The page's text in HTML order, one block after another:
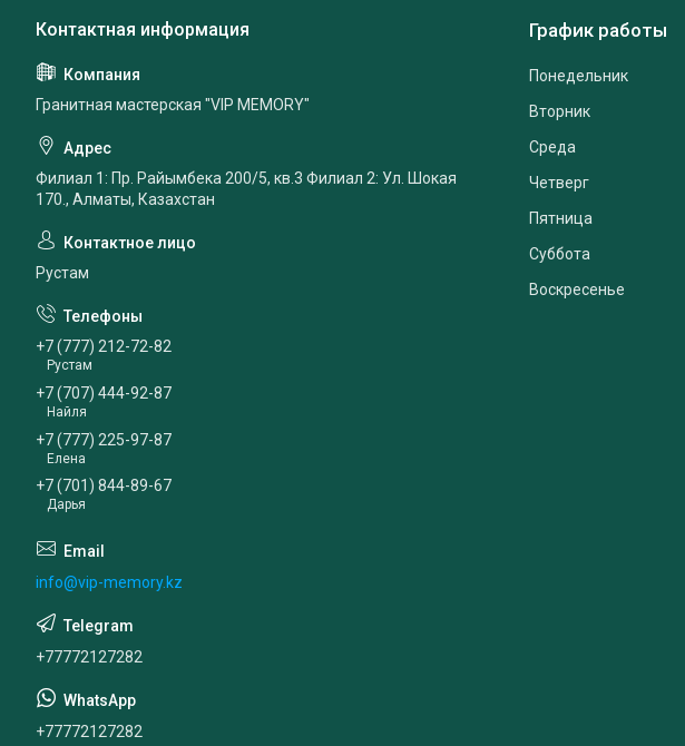
Гранитная мастерская "VIP MEMORY"
Филиал 1: Пр. Райымбека 200/5, кв.3 Филиал 2: Ул. Шокая
170., Алматы, Казахстан
Рустам
+7 (777) 212-72-82
Рустам
+7 (707) 444-92-87
Найля
+7 (777) 225-97-87
Елена
+7 (701) 844-89-67
Дарья
info@vip-memory.kz
+77772127282
+77772127282
График работы
Понедельник
Вторник
Среда
Четверг
Пятница
Суббота
Воскресенье